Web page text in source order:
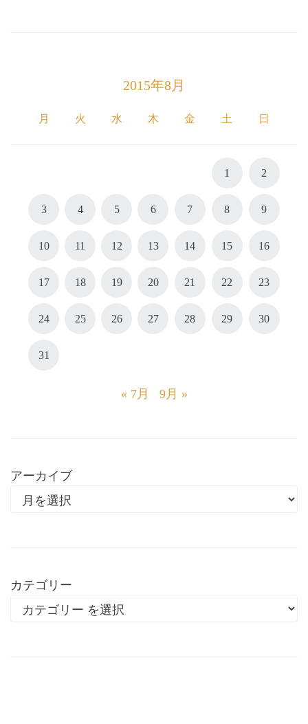
2015年8月
月 火 水 木 金 土 日
1 2
3 4 5 6 7 8 9
10 11 12 13 14 15 16
17 18 19 20 21 22 23
24 25 26 27 28 29 30
31
« 7月 9月 »
アーカイブ
カテゴリー